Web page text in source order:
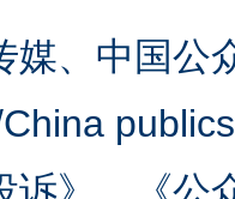
媒、中国公